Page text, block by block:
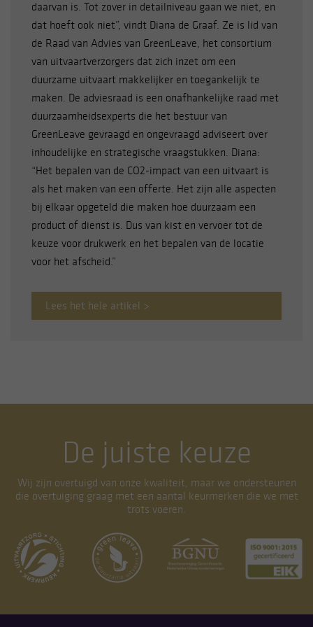
Hieronder kunt u aangeven of u toestemming geeft
voor het plaatsen van cookies en zo ja, waarvoor
precies. Let op: noodzakelijke cookies kunt u niet
uitzetten. Die zijn namelijk nodig voor een goede
werking van de website. U kunt uw keuzes altijd
aanpassen door linksonder op cookie-instellingen te
klikken.
daarvan is. Tot zover in detailniveau gaan we niet, en
dat hoeft ook niet”, vindt Diana de Graaf. Ze is lid van
de Raad van Advies van GreenLeave, het consortium
van uitvaartverzorgers dat zich inzet om een
duurzame uitvaart makkelijker en toegankelijk te
maken. De adviesraad is een onafhankelijke raad met
duurzaamheidsexperts die het bestuur van
GreenLeave gevraagd en ongevraagd adviseert over
inhoudelijke en strategische vraagstukken. Diana:
“Het bepalen van de CO2-impact van een uitvaart is
als het maken van een offerte. Het zijn alle aspecten
bij elkaar opgeteld die maken hoe duurzaam een
product of dienst is. Dus van kist en vervoer tot de
keuze voor drukwerk en het bepalen van de locatie
voor het afscheid.”
Lees het hele artikel >
De juiste keuze
Wij zijn overtuigd van onze kwaliteit, maar we ondersteunen
die overtuiging graag met een aantal keurmerken die we met
trots voeren.